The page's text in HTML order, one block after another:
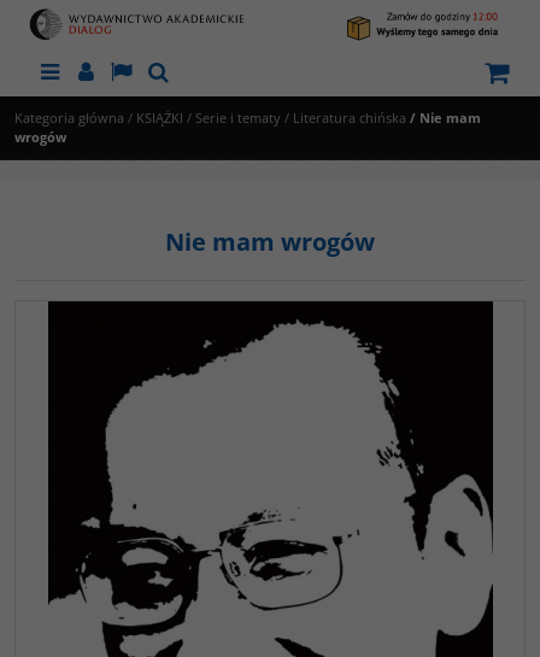
MenuPanelLangSzukaj
Kategoria główna / KSIĄŻKI / Serie i tematy / Literatura chińska / Nie mam
wrogów
Nie mam wrogów